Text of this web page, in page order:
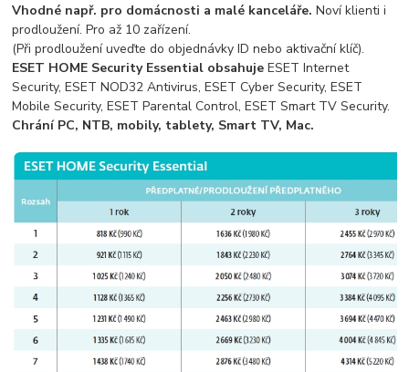
Vhodné např. pro domácnosti a malé kanceláře. Noví klienti i
prodloužení. Pro až 10 zařízení.
(Při prodloužení uveďte do objednávky ID nebo aktivační klíč).
ESET HOME Security Essential obsahuje ESET Internet
Security, ESET NOD32 Antivirus, ESET Cyber Security, ESET
Mobile Security, ESET Parental Control, ESET Smart TV Security.
Chrání PC, NTB, mobily, tablety, Smart TV, Mac.